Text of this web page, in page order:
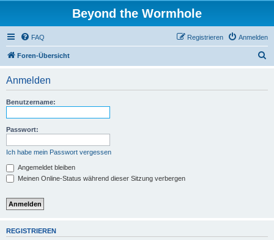
Beyond the Wormhole
FAQ Anmelden
Registrieren
Foren-Übersicht
Anmelden
Benutzername:
Passwort:
Ich habe mein Passwort vergessen
Angemeldet bleiben
Meinen Online-Status während dieser Sitzung verbergen
REGISTRIEREN